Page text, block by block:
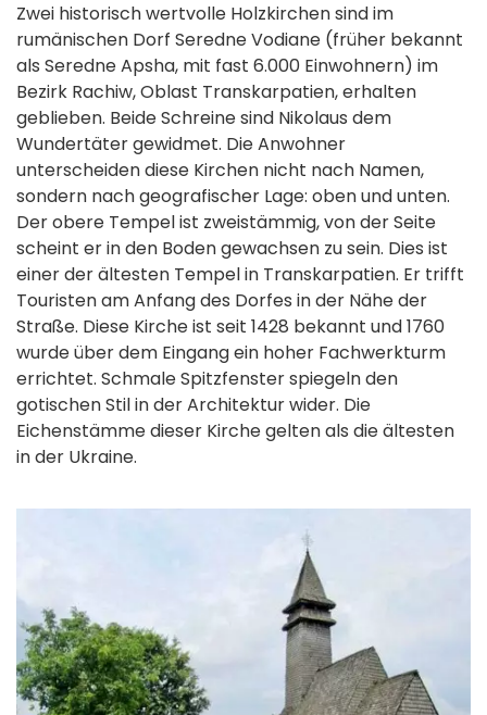
Zwei historisch wertvolle Holzkirchen sind im
rumänischen Dorf Seredne Vodiane (früher bekannt
als Seredne Apsha, mit fast 6.000 Einwohnern) im
Bezirk Rachiw, Oblast Transkarpatien, erhalten
geblieben. Beide Schreine sind Nikolaus dem
Wundertäter gewidmet. Die Anwohner
unterscheiden diese Kirchen nicht nach Namen,
sondern nach geografischer Lage: oben und unten.
Der obere Tempel ist zweistämmig, von der Seite
scheint er in den Boden gewachsen zu sein. Dies ist
einer der ältesten Tempel in Transkarpatien. Er trifft
Touristen am Anfang des Dorfes in der Nähe der
Straße. Diese Kirche ist seit 1428 bekannt und 1760
wurde über dem Eingang ein hoher Fachwerkturm
errichtet. Schmale Spitzfenster spiegeln den
gotischen Stil in der Architektur wider. Die
Eichenstämme dieser Kirche gelten als die ältesten
in der Ukraine.